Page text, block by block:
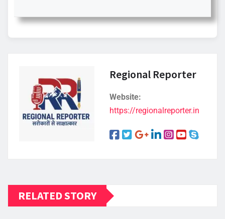
Regional Reporter
Website:
https://regionalreporter.in
RELATED STORY